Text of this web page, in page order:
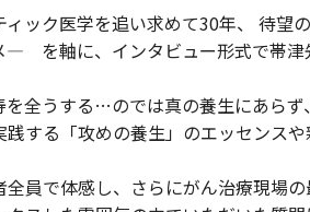
ック医学を追い求めて30年、 待望
― を軸に、インタビュー形式で帯津
全うする…のでは真の養生にあら
する「攻めの養生」のエッセンス
員で体感し、さらにがん治療現場の